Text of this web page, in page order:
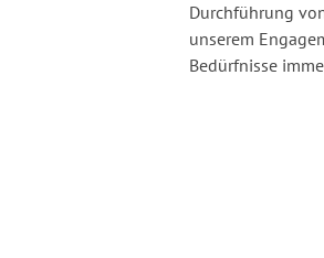
Durchführung
unserem
Bedürfnisse